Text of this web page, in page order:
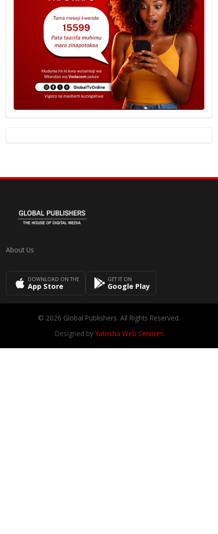
About Us
DOWNLOAD ON THE
App Store
GET IT ON
Google Play
© 2026 Global Publishers. All Rights Reserved.
Designed byYatosha Web Services